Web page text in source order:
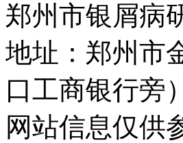
郑州市银屑病
地址：郑州市
口工商银行旁）
网站信息仅供